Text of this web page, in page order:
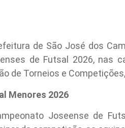
de São José dos
de Futsal 2026, nas
de Torneios e
Menores 2026
Joseense de